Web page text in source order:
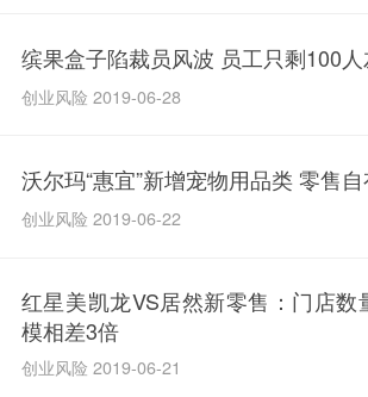
缤果盒子陷裁员风波 员工只剩100
创业风险 2019-06-28
沃尔玛“惠宜”新增宠物用品类 零售
创业风险 2019-06-22
红星美凯龙VS居然新零售：门店数
模相差3倍
创业风险 2019-06-21